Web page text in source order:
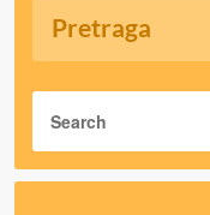
Pretraga